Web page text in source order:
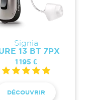
Signia
13 BT 7PX
1 195 €
DÉCOUVRIR